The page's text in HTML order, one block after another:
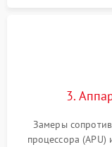
3.
Замеры
процессора